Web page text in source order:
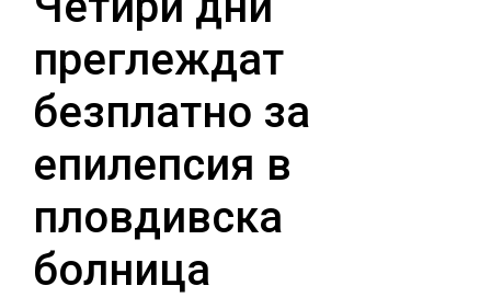
преглеждат
безплатно за
епилепсия в
пловдивска
болница